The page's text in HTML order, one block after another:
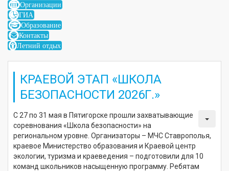
Организации
ГИА
Образование
Контакты
Летний отдых
КРАЕВОЙ ЭТАП «ШКОЛА
БЕЗОПАСНОСТИ 2026Г.»
С 27 по 31 мая в Пятигорске прошли захватывающие
соревнования «Школа безопасности» на
региональном уровне. Организаторы – МЧС Ставрополья,
краевое Министерство образования и Краевой центр
экологии, туризма и краеведения – подготовили для 10
команд школьников насыщенную программу. Ребятам